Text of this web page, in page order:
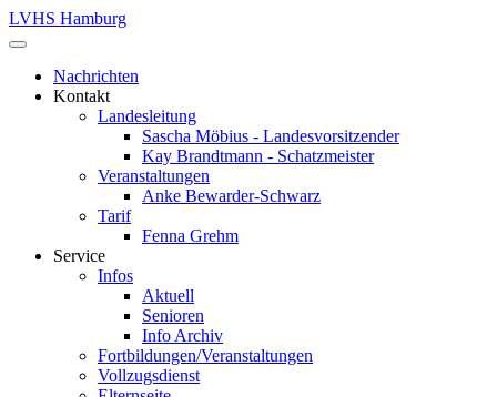
LVHS Hamburg
Nachrichten
Kontakt
Landesleitung
Sascha Möbius - Landesvorsitzender
Kay Brandtmann - Schatzmeister
Veranstaltungen
Anke Bewarder-Schwarz
Tarif
Fenna Grehm
Service
Infos
Aktuell
Senioren
Info Archiv
Fortbildungen/Veranstaltungen
Vollzugsdienst